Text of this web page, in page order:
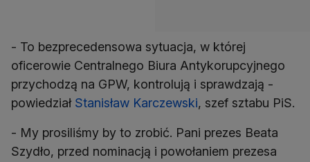
- To bezprecedensowa sytuacja, w której
oficerowie Centralnego Biura Antykorupcyjnego
przychodzą na GPW, kontrolują i sprawdzają -
powiedział Stanisław Karczewski, szef sztabu PiS.
- My prosiliśmy by to zrobić. Pani prezes Beata
Szydło, przed nominacją i powołaniem prezesa